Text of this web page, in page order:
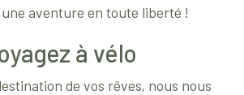
aventure en toute liberté !
à vélo
de vos rêves, nous nous